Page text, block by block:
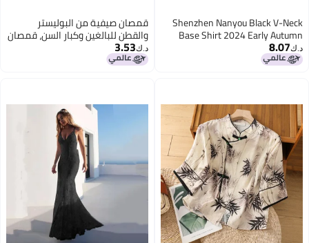
Shenzhen Nanyou Black V-Neck
Base Shirt 2024 Early Autumn
Solid Color Slim-Fit Slimming
Micro-Transparent Long-Sleeved
د.ك‏8.07
قمصان صيفية من البوليستر
والقطن للبالغين وكبار السن، قمصان
قصيرة الأكمام، ملابس صيفية غير
رسمية، قمصان فضفاضة نصف
د.ك‏3.53